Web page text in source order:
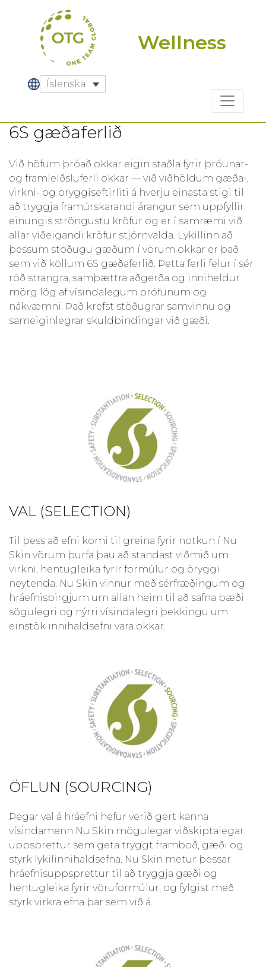
Wellness
Íslenska
6S gæðaferlið
Við höfum þróað okkar eigin staðla fyrir þróunar-
og framleiðsluferli okkar — við viðhöldum gæða-,
virkni- og öryggiseftirliti á hverju einasta stigi til
að tryggja framúrskarandi árangur sem uppfyllir
einungis ströngustu kröfur og er í samræmi við
allar viðeigandi kröfur stjórnvalda. Lykillinn að
þessum stöðugu gæðum í vörum okkar er það
sem við köllum 6S gæðaferlið. Þetta ferli felur í sér
röð strangra, samþættra aðgerða og inniheldur
mörg lög af vísindalegum prófunum og
nákvæmni. Það krefst stöðugrar samvinnu og
sameiginlegrar skuldbindingar við gæði.
VAL (SELECTION)
Til þess að efni komi til greina fyrir notkun í Nu
Skin vörum þurfa þau að standast viðmið um
virkni, hentugleika fyrir formúlur og öryggi
neytenda. Nu Skin vinnur með sérfræðingum og
hráefnisbirgjum um allan heim til að safna bæði
sögulegri og nýrri vísindalegri þekkingu um
einstök innihaldsefni vara okkar.
ÖFLUN (SOURCING)
Þegar val á hráefni hefur verið gert kanna
vísindamenn Nu Skin mögulegar viðskiptalegar
uppsprettur sem geta tryggt framboð, gæði og
styrk lykilinnihaldsefna. Nu Skin metur þessar
hráefnisuppsprettur til að tryggja gæði og
hentugleika fyrir vöruformúlur, og fylgist með
styrk virkra efna þar sem við á.